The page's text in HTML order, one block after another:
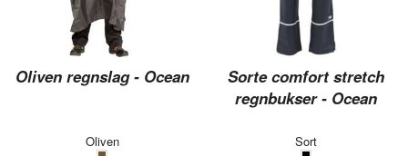
Oliven regnslag - Ocean
Oliven
Sorte comfort stretch
regnbukser - Ocean
Sort